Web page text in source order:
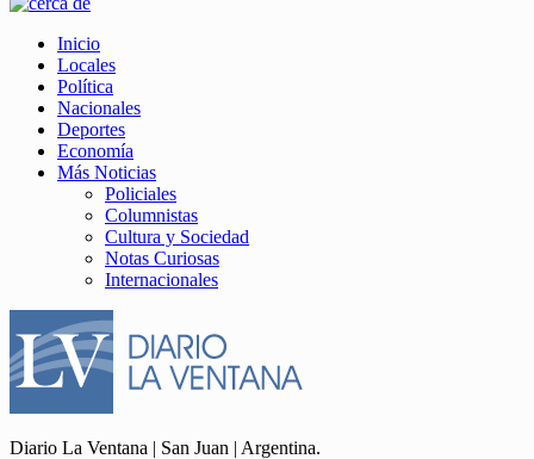
Inicio
Locales
Política
Nacionales
Deportes
Economía
Más Noticias
Policiales
Columnistas
Cultura y Sociedad
Notas Curiosas
Internacionales
Diario La Ventana | San Juan | Argentina.